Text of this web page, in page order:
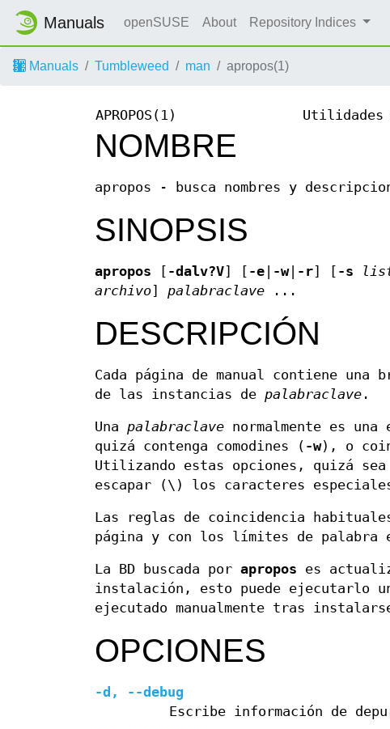
Manuals openSUSE About Repository Indices
Manuals Tumbleweed man apropos(1)
APROPOS(1) Utilidades
NOMBRE
apropos - busca nombres y
SINOPSIS
apropos -dalv?V -e -w| -r -s
archivo
palabraclave ...
DESCRIPCIÓN
Cada página de manual contiene una
de las instancias de palabraclave .
Una palabraclave normalmente es
quizá contenga comodines ( -w), o
Utilizando estas opciones, quizá
escapar (\) los caracteres
Las reglas de coincidencia
página y con los límites de palabra
La BD buscada por apropos es
instalación, esto puede ejecutarlo
ejecutado manualmente tras
OPCIONES
-d ,
--debug
Escribe información de